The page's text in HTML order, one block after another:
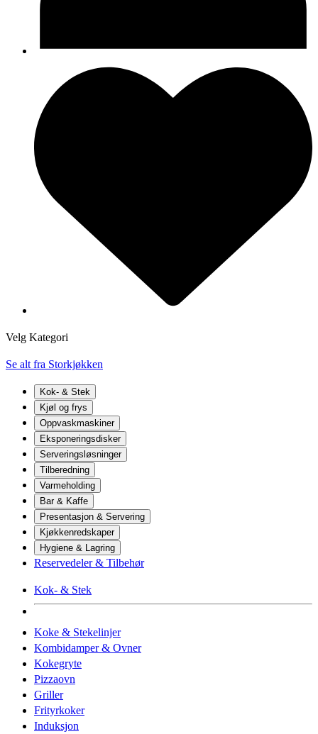
Velg Kategori
Se alt fra Storkjøkken
Kok- & Stek
Kjøl og frys
Oppvaskmaskiner
Eksponeringsdisker
Serveringsløsninger
Tilberedning
Varmeholding
Bar & Kaffe
Presentasjon & Servering
Kjøkkenredskaper
Hygiene & Lagring
Reservedeler & Tilbehør
Kok- & Stek
Koke & Stekelinjer
Kombidamper & Ovner
Kokegryte
Pizzaovn
Griller
Frityrkoker
Induksjon